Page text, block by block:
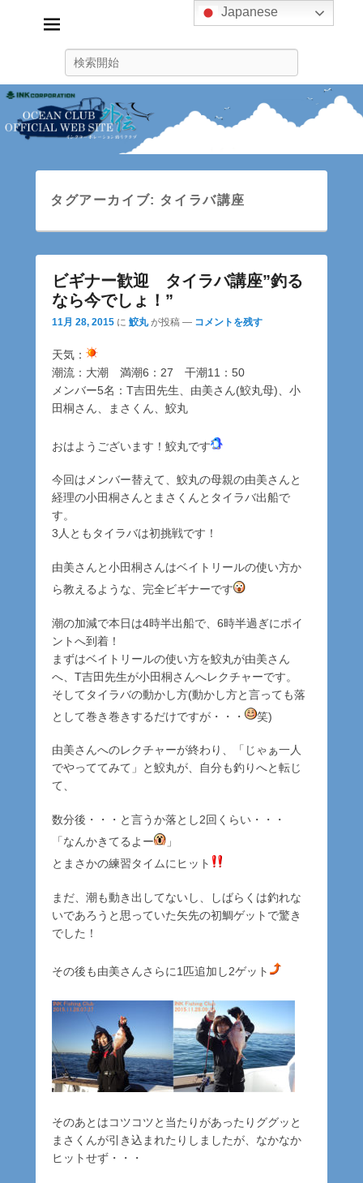
インクコーポレーション釣り
クラブ
タグアーカイブ: タイラバ講座
ビギナー歓迎 タイラバ講座”釣る
なら今でしょ！”
11月 28, 2015 に 鮫丸 が投稿 — コメントを残す
天気：
潮流：大潮 満潮6：27 干潮11：50
メンバー5名：T吉田先生、由美さん(鮫丸母)、小
田桐さん、まさくん、鮫丸
おはようございます！鮫丸です
今回はメンバー替えて、鮫丸の母親の由美さんと
経理の小田桐さんとまさくんとタイラバ出船で
す。
3人ともタイラバは初挑戦です！
由美さんと小田桐さんはベイトリールの使い方か
ら教えるような、完全ビギナーです
潮の加減で本日は4時半出船で、6時半過ぎにポイ
ントへ到着！
まずはベイトリールの使い方を鮫丸が由美さん
へ、T吉田先生が小田桐さんへレクチャーです。
そしてタイラバの動かし方(動かし方と言っても落
として巻き巻きするだけですが・・・
笑)
由美さんへのレクチャーが終わり、「じゃぁ一人
でやっててみて」と鮫丸が、自分も釣りへと転じ
て、
数分後・・・と言うか落とし2回くらい・・・
「なんかきてるよー
」
とまさかの練習タイムにヒット
まだ、潮も動き出してないし、しばらくは釣れな
いであろうと思っていた矢先の初鯛ゲットで驚き
でした！
その後も由美さんさらに1匹追加し2ゲット
そのあとはコツコツと当たりがあったりググッと
まさくんが引き込まれたりしましたが、なかなか
ヒットせず・・・
Japanese